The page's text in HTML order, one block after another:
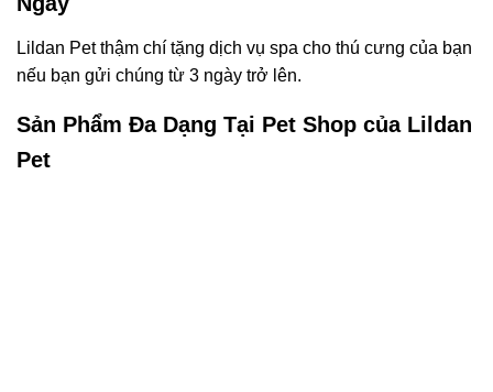
Lildan Pet thậm chí tặng dịch vụ spa cho thú cưng của bạn
nếu bạn gửi chúng từ 3 ngày trở lên.
Sản Phẩm Đa Dạng Tại Pet Shop của Lildan
Pet